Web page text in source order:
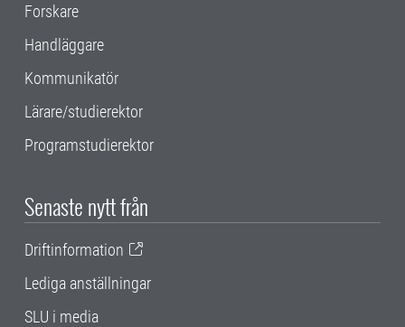
Forskare
Handläggare
Kommunikatör
Lärare/studierektor
Programstudierektor
Senaste nytt från
Driftinformation
Lediga anställningar
SLU i media